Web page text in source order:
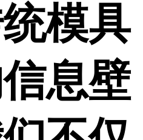
模具
息壁